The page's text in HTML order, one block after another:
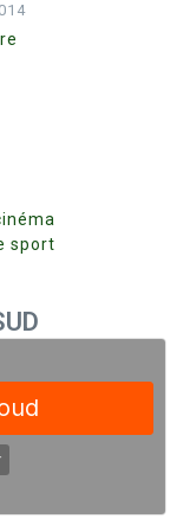
sport